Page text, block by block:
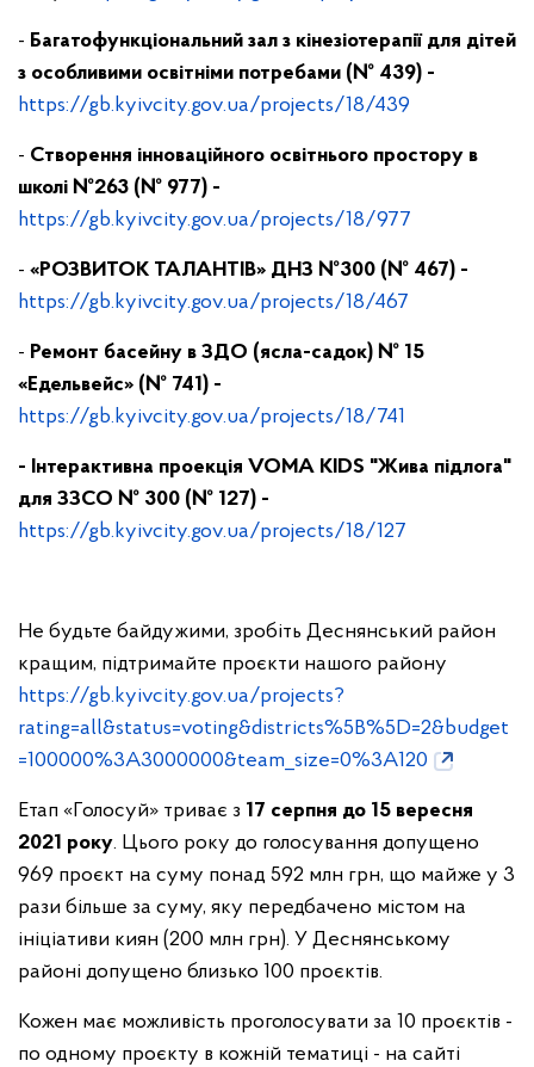
- Багатофункцiональний зал з кiнезiотерапiї для дiтей
з особливими освiтнiми потребами (№ 439) -
https://gb.kyivcity.gov.ua/projects/18/439
- Створення інноваційного освітнього простору в
школі №263 (№ 977) -
https://gb.kyivcity.gov.ua/projects/18/977
- «РОЗВИТОК ТАЛАНТІВ» ДНЗ №300 (№ 467) -
https://gb.kyivcity.gov.ua/projects/18/467
- Ремонт басейну в ЗДО (ясла-садок) № 15
«Едельвейс» (№ 741) -
https://gb.kyivcity.gov.ua/projects/18/741
- Інтерактивна проекція VOMA KIDS "Жива підлога"
для ЗЗСО № 300 (№ 127) -
https://gb.kyivcity.gov.ua/projects/18/127
Не будьте байдужими, зробіть Деснянський район
кращим, підтримайте проєкти нашого району
https://gb.kyivcity.gov.ua/projects?
rating=all&status=voting&districts%5B%5D=2&budget
=100000%3A3000000&team_size=0%3A120
Етап «Голосуй» триває з 17 серпня до 15 вересня
2021 року. Цього року до голосування допущено
969 проєкт на суму понад 592 млн грн, що майже у 3
рази більше за суму, яку передбачено містом на
ініціативи киян (200 млн грн). У Деснянському
районі допущено близько 100 проєктів.
Кожен має можливість проголосувати за 10 проєктів -
по одному проєкту в кожній тематиці - на сайті